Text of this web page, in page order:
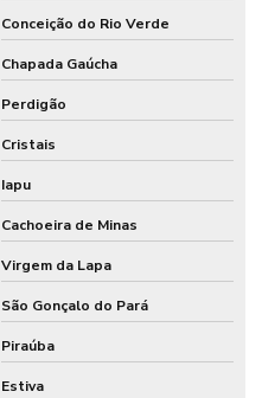
Conceição do Rio Verde
Chapada Gaúcha
Perdigão
Cristais
Iapu
Cachoeira de Minas
Virgem da Lapa
São Gonçalo do Pará
Piraúba
Estiva